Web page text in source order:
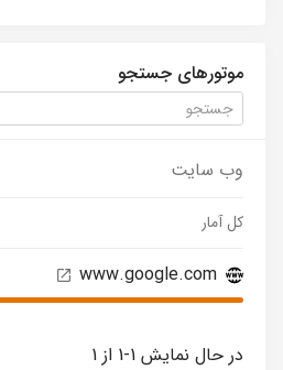
موتورهای جستجو
وب سایت
کل آمار
www.google.com
در حال نمایش 1-1 از 1